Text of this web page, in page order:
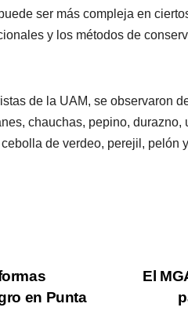
ser más compleja en
y los métodos de
de la UAM, se observaron
chauchas, pepino, durazno,
de verdeo, perejil, pelón
El
en Punta